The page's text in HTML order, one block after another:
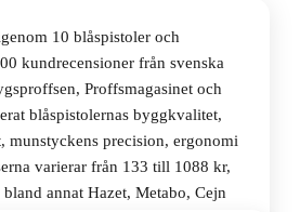
10 blåspistoler och
kundrecensioner från svenska
Proffsmagasinet och
blåspistolernas byggkvalitet,
munstyckens precision, ergonomi
varierar från 133 till 1088 kr,
annat Hazet, Metabo, Cejn